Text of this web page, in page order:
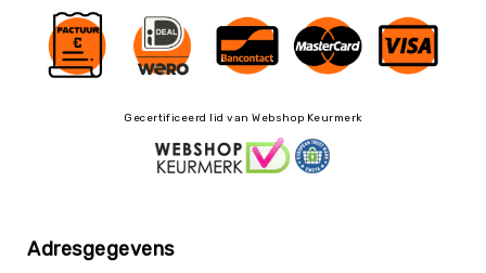
Volleybal
Waterpolo
&
Meditatie
Yogamatten
Yoga
Gecertificeerd lid van Webshop Keurmerk
Adresgegevens